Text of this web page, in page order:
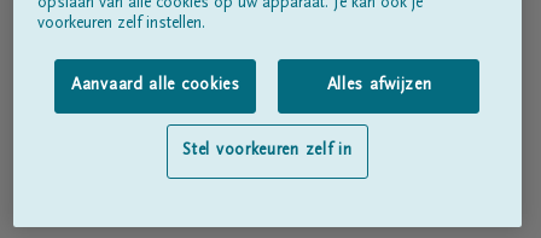
Gebruiksvoorwaarden
Privacyverklaring
Toegankelijkheidsverklaring
opslaan van alle cookies op uw apparaat. Je kan ook je
voorkeuren zelf instellen.
Aanvaard alle cookies Alles afwijzen
Stel voorkeuren zelf in